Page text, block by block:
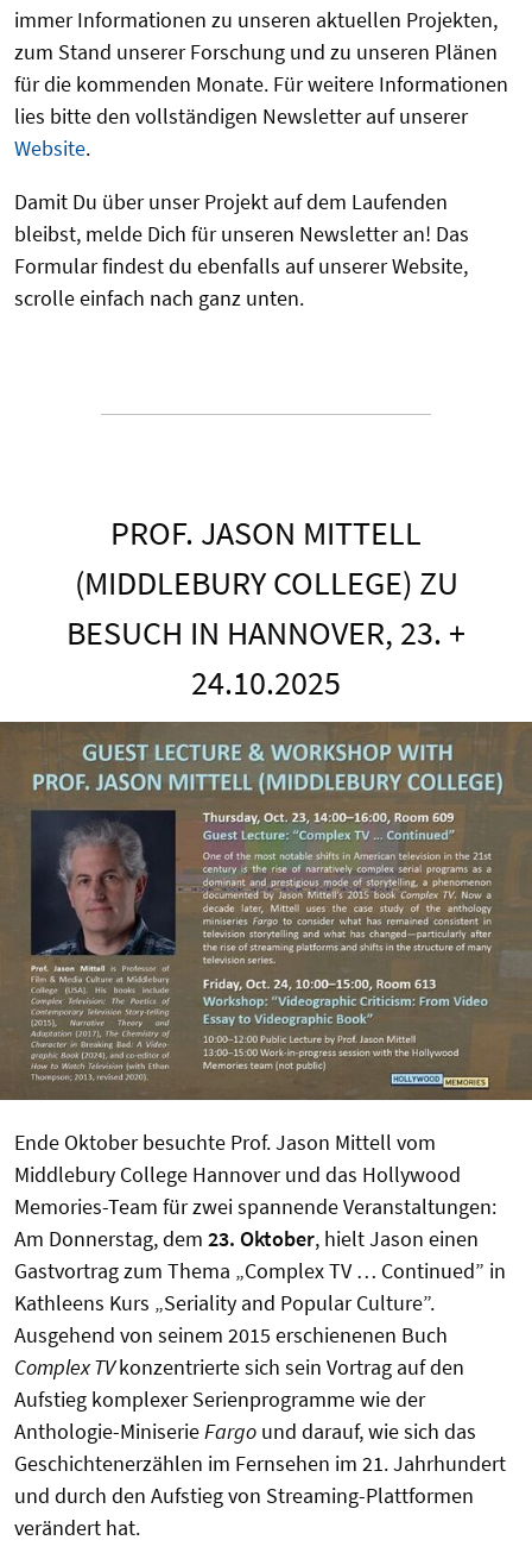
immer Informationen zu unseren aktuellen Projekten,
zum Stand unserer Forschung und zu unseren Plänen
für die kommenden Monate. Für weitere Informationen
lies bitte den vollständigen Newsletter auf unserer
Website.
Damit Du über unser Projekt auf dem Laufenden
bleibst, melde Dich für unseren Newsletter an! Das
Formular findest du ebenfalls auf unserer Website,
scrolle einfach nach ganz unten.
PROF. JASON MITTELL
(MIDDLEBURY COLLEGE) ZU
BESUCH IN HANNOVER, 23. +
24.10.2025
Ende Oktober besuchte Prof. Jason Mittell vom
Middlebury College Hannover und das Hollywood
Memories-Team für zwei spannende Veranstaltungen:
Am Donnerstag, dem 23. Oktober, hielt Jason einen
Gastvortrag zum Thema „Complex TV … Continued” in
Kathleens Kurs „Seriality and Popular Culture”.
Ausgehend von seinem 2015 erschienenen Buch
Complex TVkonzentrierte sich sein Vortrag auf den
Aufstieg komplexer Serienprogramme wie der
Anthologie-MiniserieFargo und darauf, wie sich das
Geschichtenerzählen im Fernsehen im 21. Jahrhundert
und durch den Aufstieg von Streaming-Plattformen
verändert hat.